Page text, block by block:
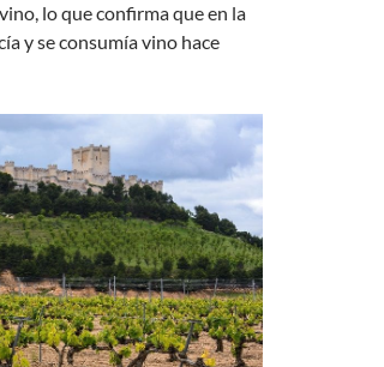
lo que confirma que en la
y se consumía vino hace